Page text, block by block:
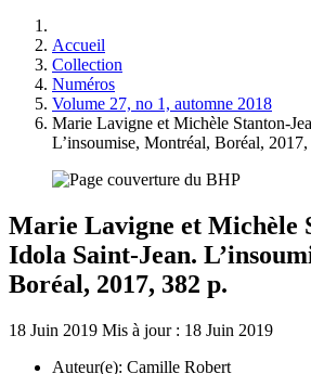
Accueil
Collection
Numéros
Volume 27, no 1, automne 2018
Marie Lavigne et Michèle Stanton-
L’insoumise, Montréal, Boréal,
Marie Lavigne et Michèle
Idola Saint-Jean.
Boréal, 2017, 382 p.
18 Juin 2019 Mis à jour : 18 Juin 2019
Auteur(e): Camille Robert